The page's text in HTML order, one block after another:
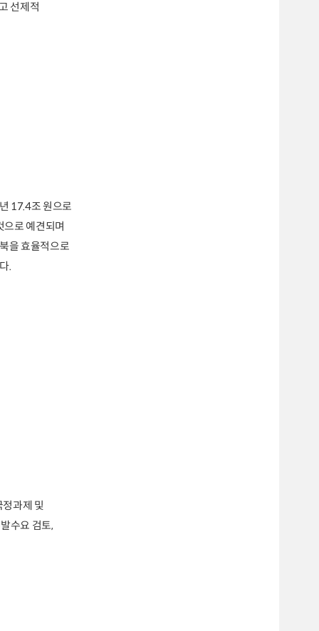
선제적
17.4조 원으로
으로 예견되며
을 효율적으로
.
과제 및
수요 검토,